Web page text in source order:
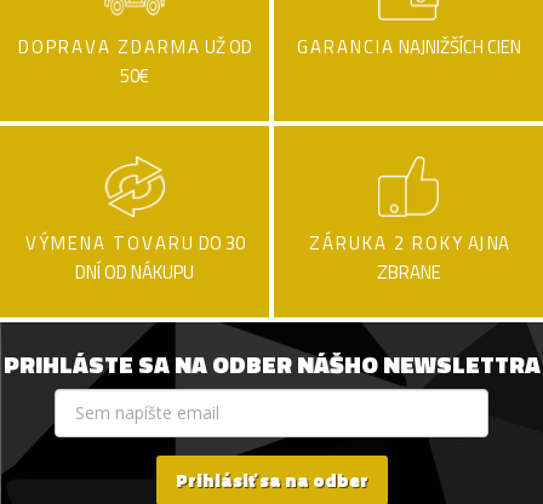
DOPRAVA ZDARMA UŽ OD
50€
GARANCIA NAJNIŽŠÍCH CIEN
VÝMENA TOVARU DO 30
DNÍ OD NÁKUPU
ZÁRUKA 2 ROKY AJ NA
ZBRANE
PRIHLÁSTE SA NA ODBER NÁŠHO NEWSLETTRA
Prihlásiť sa na odber